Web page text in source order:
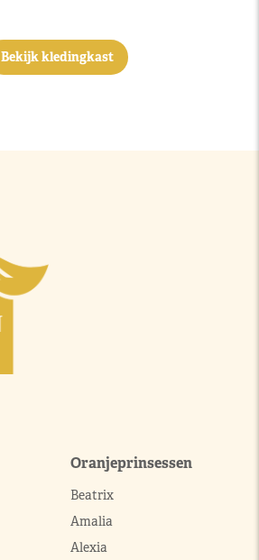
Bekijk kledingkast
Oranjeprinsessen
Beatrix
Amalia
Alexia